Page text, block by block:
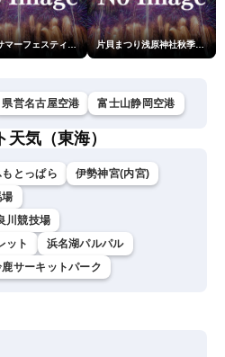
越前市サマーフェスティバル花火大会 片貝まつり浅原神社秋季例大祭奉納大煙火
県営名古屋空港 富士山静岡空港
気（東海）
もとっぱら
伊勢神宮(内宮)
川競技場
ット
浜名湖パルパル
鹿サーキットパーク